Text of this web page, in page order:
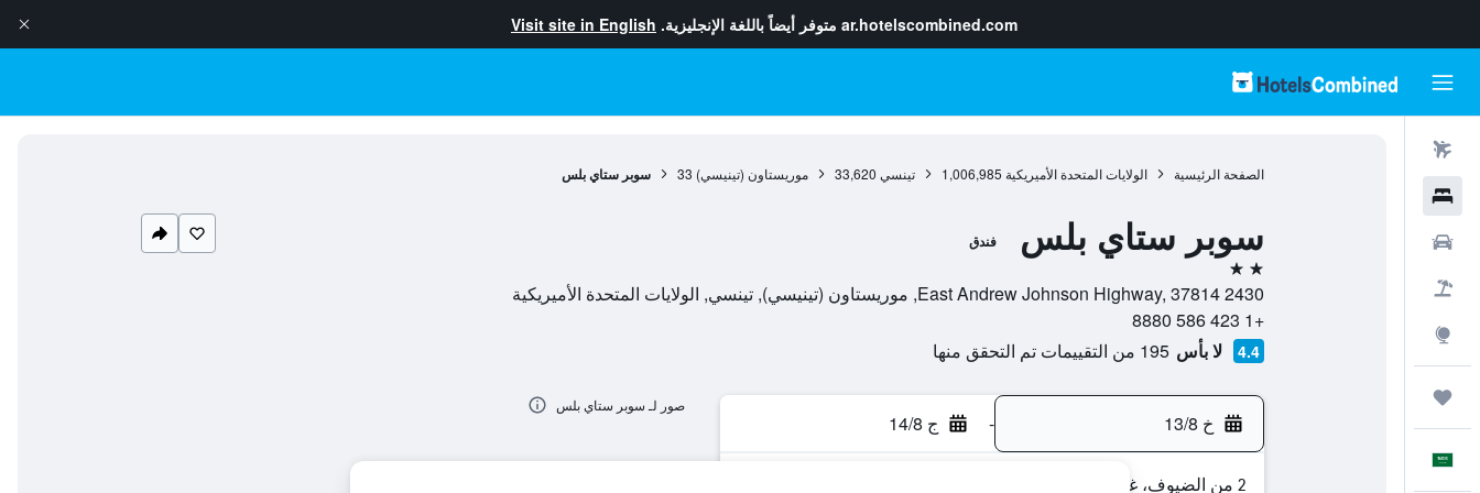
ar.hotelscombined.com متوفر أيضاً باللغة الإنجليزية. Visit site in English
الصفحة الرئيسية الولايات المتحدة الأميريكية 1,006,985 تينسي 33,620 موريستاون (تينيسي) 33 سوبر ستاي بلس
سوبر ستاي بلس فندق
2 نجمتين
2430 East Andrew Johnson Highway, 37814, موريستاون (تينيسي), تينسي, الولايات المتحدة الأميريكية
+1 423 586 8880
4.4 لا بأس 195 من التقييمات تم التحقق منها
خ 13/8 - ج 14/8
2 من الضيوف، غرفة واحدة
صور لـ سوبر ستاي بلس